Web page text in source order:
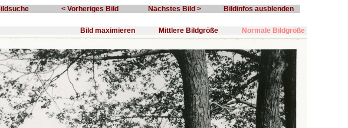
< Vorheriges Bild Nächstes Bild > Bildinfos ausblenden
Normale Bildgröße
Mittlere Bildgröße
Bild maximieren